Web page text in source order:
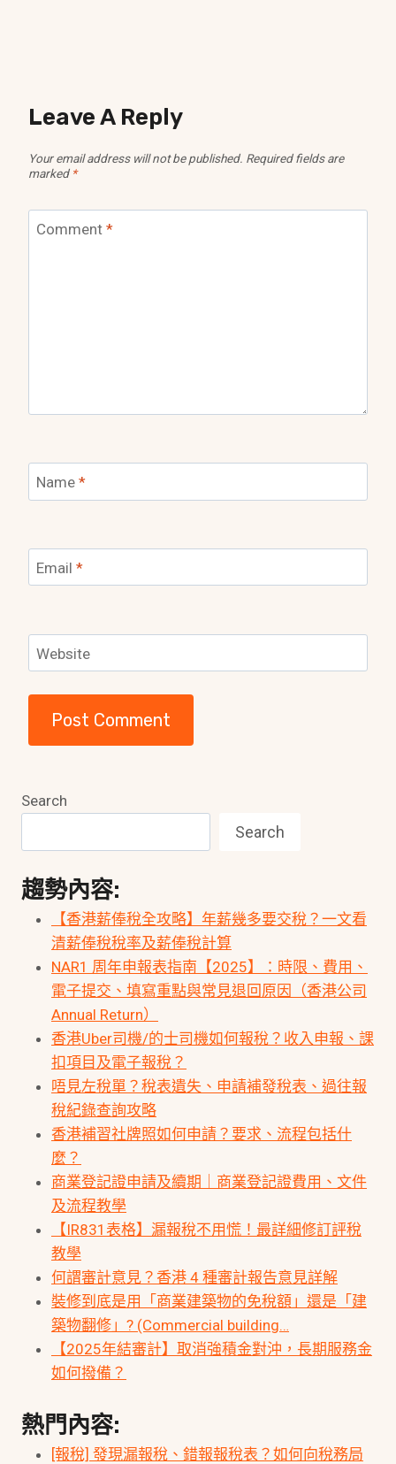
Leave A Reply
Your email address will not be published. Required fields are
marked *
Comment *
Name *
Email *
Website
Search
Search
趨勢內容:
【香港薪俸稅全攻略】年薪幾多要交稅？一文看
清薪俸稅稅率及薪俸稅計算
NAR1 周年申報表指南【2025】：時限、費用、
電子提交、填寫重點與常見退回原因（香港公司
Annual Return）
香港Uber司機/的士司機如何報稅？收入申報、課
扣項目及電子報稅？
唔見左稅單？稅表遺失、申請補發稅表、過往報
稅紀錄查詢攻略
香港補習社牌照如何申請？要求、流程包括什
麼？
商業登記證申請及續期｜商業登記證費用、文件
及流程教學
【IR831表格】漏報稅不用慌！最詳細修訂評稅
教學
何謂審計意見？香港 4 種審計報告意見詳解
裝修到底是用「商業建築物的免稅額」還是「建
築物翻修」? (Commercial building…
【2025年結審計】取消強積金對沖，長期服務金
如何撥備？
熱門內容:
[報稅] 發現漏報稅、錯報報稅表？如何向稅務局